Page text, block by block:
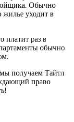
Обычно
жилье уходит в
платит раз в
обычно
получаем Тайтл
право